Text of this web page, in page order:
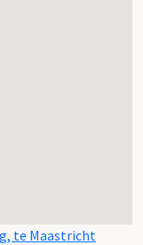
te Maastricht